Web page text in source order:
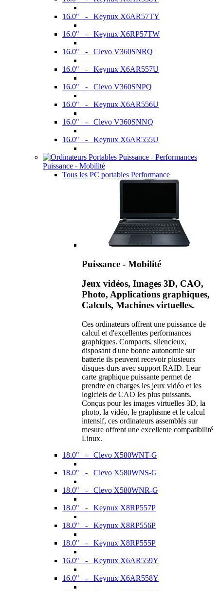
16.0" - Keynux X6AR57TY
16.0" - Keynux X6RP57TW
16.0" - Clevo V360SNRQ
16.0" - Keynux X6AR557U
16.0" - Clevo V360SNPQ
16.0" - Keynux X6AR556U
16.0" - Clevo V360SNNQ
16.0" - Keynux X6AR555U
Puissance - Mobilité
Tous les PC portables Performance
Puissance - Mobilité
Jeux vidéos, Images 3D, CAO,
Photo, Applications graphiques,
Calculs, Machines virtuelles.
Ces ordinateurs offrent une puissance de
calcul et d'excellentes performances
graphiques. Compacts, silencieux,
disposant d'une bonne autonomie sur
batterie ils peuvent recevoir plusieurs
disques durs avec support RAID. Leur
carte graphique puissante permet de
prendre en charges les jeux vidéo et les
logiciels de CAO les plus puissants.
Conçus pour les images virtuelles 3D, la
photo, la vidéo, le graphisme et le calcul
intensif, ces ordinateurs assemblés sur
mesure offrent une excellente compatibilité
Linux.
18.0" - Clevo X580WNT-G
18.0" - Clevo X580WNS-G
18.0" - Clevo X580WNR-G
18.0" - Keynux X8RP557P
18.0" - Keynux X8RP556P
18.0" - Keynux X8RP555P
16.0" - Keynux X6AR559Y
16.0" - Keynux X6AR558Y